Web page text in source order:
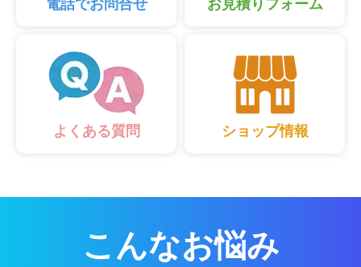
よくある質問 ショップ情報
こんなお悩み